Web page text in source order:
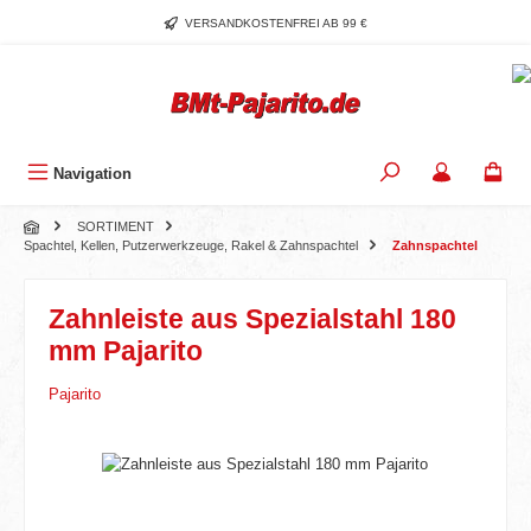
Zum Hauptinhalt springenVERSANDKOSTENFREI AB 99 €
Navigation
SORTIMENT
Spachtel, Kellen, Putzerwerkzeuge, Rakel & Zahnspachtel
Zahnspachtel
Zahnleiste aus Spezialstahl 180
mm Pajarito
Pajarito
Bildergalerie überspringen